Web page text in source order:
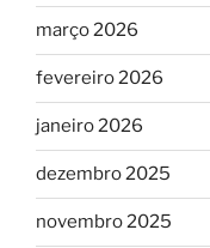
março 2026
fevereiro 2026
janeiro 2026
dezembro 2025
novembro 2025